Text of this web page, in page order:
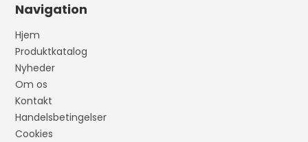
Navigation
Hjem
Produktkatalog
Nyheder
Om os
Kontakt
Handelsbetingelser
Cookies